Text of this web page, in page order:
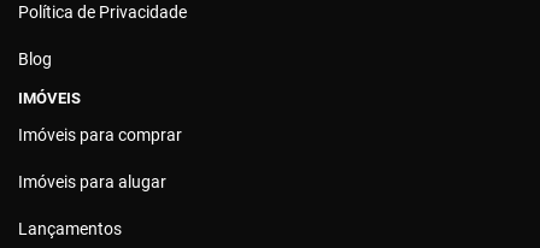
Política de Privacidade
Blog
IMÓVEIS
Imóveis para comprar
Imóveis para alugar
Lançamentos